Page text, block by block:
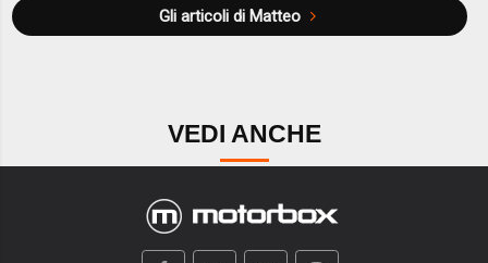
Gli articoli di Matteo
VEDI ANCHE